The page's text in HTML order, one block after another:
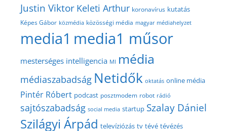
Justin Viktor Keleti Arthur koronavírus kutatás
Képes Gábor közmédia közösségi média magyar médiahelyzet
media1 media1 műsor
mesterséges intelligencia MI média
médiaszabadság Netidők oktatás online média
Pintér Róbert podcast posztmodem robot rádió
sajtószabadság social media startup Szalay Dániel
Szilágyi Árpád televíziózás tv tévé tévézés